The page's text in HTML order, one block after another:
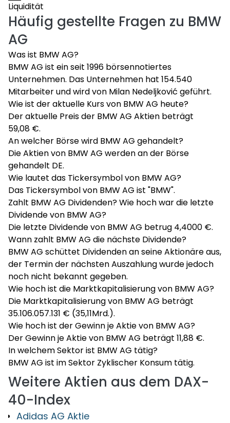
Liquidität
Häufig gestellte Fragen zu BMW
AG
Was ist BMW AG?
BMW AG ist ein seit 1996 börsennotiertes
Unternehmen. Das Unternehmen hat 154.540
Mitarbeiter und wird von Milan Nedeljković geführt.
Wie ist der aktuelle Kurs von BMW AG heute?
Der aktuelle Preis der BMW AG Aktien beträgt
59,08 €.
An welcher Börse wird BMW AG gehandelt?
Die Aktien von BMW AG werden an der Börse
gehandelt DE.
Wie lautet das Tickersymbol von BMW AG?
Das Tickersymbol von BMW AG ist "BMW".
Zahlt BMW AG Dividenden? Wie hoch war die letzte
Dividende von BMW AG?
Die letzte Dividende von BMW AG betrug 4,4000 €.
Wann zahlt BMW AG die nächste Dividende?
BMW AG schüttet Dividenden an seine Aktionäre aus,
der Termin der nächsten Auszahlung wurde jedoch
noch nicht bekannt gegeben.
Wie hoch ist die Marktkapitalisierung von BMW AG?
Die Marktkapitalisierung von BMW AG beträgt
35.106.057.131 € (35,11Mrd.).
Wie hoch ist der Gewinn je Aktie von BMW AG?
Der Gewinn je Aktie von BMW AG beträgt 11,88 €.
In welchem Sektor ist BMW AG tätig?
BMW AG ist im Sektor Zyklischer Konsum tätig.
Weitere Aktien aus dem DAX-
40-Index
Adidas AG Aktie